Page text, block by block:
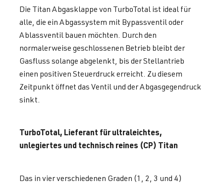
Die Titan Abgasklappe von TurboTotal ist ideal für
alle, die ein Abgassystem mit Bypassventil oder
Ablassventil bauen möchten. Durch den
normalerweise geschlossenen Betrieb bleibt der
Gasfluss solange abgelenkt, bis der Stellantrieb
einen positiven Steuerdruck erreicht. Zu diesem
Zeitpunkt öffnet das Ventil und der Abgasgegendruck
sinkt.
TurboTotal, Lieferant für ultraleichtes,
unlegiertes und technisch reines (CP) Titan
Das in vier verschiedenen Graden (1, 2, 3 und 4)